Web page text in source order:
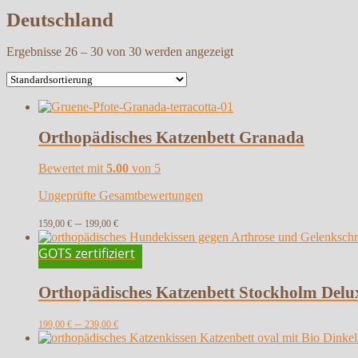
Deutschland
Ergebnisse 26 – 30 von 30 werden angezeigt
Orthopädisches Katzenbett Granada
Bewertet mit 5.00 von 5
Ungeprüfte Gesamtbewertungen
159,00 € – 199,00 €
GOTS zertifiziert
Orthopädisches Katzenbett Stockholm
199,00 € – 239,00 €